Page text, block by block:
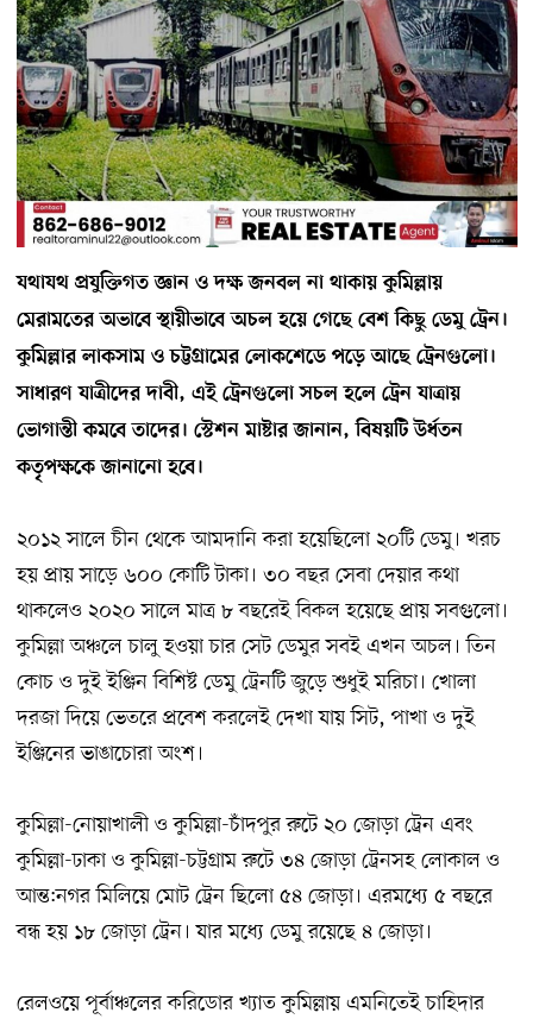
যথাযথ প্রযুক্তিগত জ্ঞান ও দক্ষ জনবল না থাকায় কুমিল্লায়
মেরামতের অভাবে স্থায়ীভাবে অচল হয়ে গেছে বেশ কিছু ডেমু ট্রেন।
কুমিল্লার লাকসাম ও চট্টগ্রামের লোকশেডে পড়ে আছে ট্রেনগুলো।
সাধারণ যাত্রীদের দাবী, এই ট্রেনগুলো সচল হলে ট্রেন যাত্রায়
ভোগান্তী কমবে তাদের। স্টেশন মাষ্টার জানান, বিষয়টি উর্ধতন
কতৃপক্ষকে জানানো হবে।
২০১২ সালে চীন থেকে আমদানি করা হয়েছিলো ২০টি ডেমু। খরচ
হয় প্রায় সাড়ে ৬০০ কোটি টাকা। ৩০ বছর সেবা দেয়ার কথা
থাকলেও ২০২০ সালে মাত্র ৮ বছরেই বিকল হয়েছে প্রায় সবগুলো।
কুমিল্লা অঞ্চলে চালু হওয়া চার সেট ডেমুর সবই এখন অচল। তিন
কোচ ও দুই ইঞ্জিন বিশিষ্ট ডেমু ট্রেনটি জুড়ে শুধুই মরিচা। খোলা
দরজা দিয়ে ভেতরে প্রবেশ করলেই দেখা যায় সিট, পাখা ও দুই
ইঞ্জিনের ভাঙাচোরা অংশ।
কুমিল্লা-নোয়াখালী ও কুমিল্লা-চাঁদপুর রুটে ২০ জোড়া ট্রেন এবং
কুমিল্লা-ঢাকা ও কুমিল্লা-চট্টগ্রাম রুটে ৩৪ জোড়া ট্রেনসহ লোকাল ও
আন্ত:নগর মিলিয়ে মোট ট্রেন ছিলো ৫৪ জোড়া। এরমধ্যে ৫ বছরে
বন্ধ হয় ১৮ জোড়া ট্রেন। যার মধ্যে ডেমু রয়েছে ৪ জোড়া।
রেলওয়ে পূর্বাঞ্চলের করিডোর খ্যাত কুমিল্লায় এমনিতেই চাহিদার